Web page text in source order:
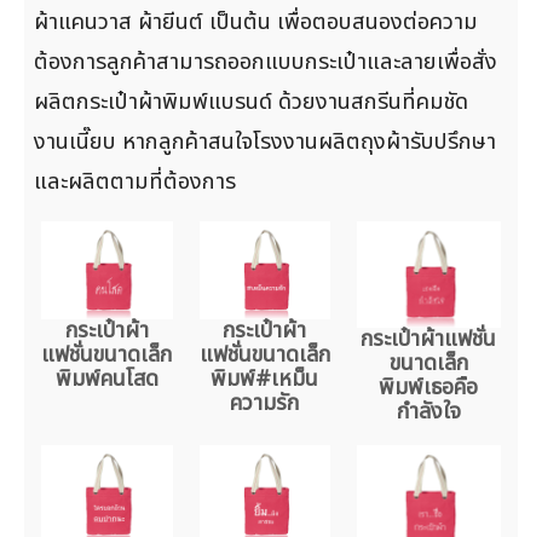
ผ้าแคนวาส ผ้ายีนต์ เป็นต้น เพื่อตอบสนองต่อความ
ต้องการลูกค้าสามารถออกแบบกระเป๋าและลายเพื่อสั่ง
ผลิตกระเป๋าผ้าพิมพ์แบรนด์ ด้วยงานสกรีนที่คมชัด
งานเนี๊ยบ หากลูกค้าสนใจโรงงานผลิตถุงผ้ารับปรึกษา
และผลิตตามที่ต้องการ
กระเป๋าผ้า
แฟชั่นขนาดเล็ก
พิมพ์คนโสด
กระเป๋าผ้า
แฟชั่นขนาดเล็ก
พิมพ์#เหม็น
ความรัก
กระเป๋าผ้าแฟชั่น
ขนาดเล็ก
พิมพ์เธอคือ
กำลังใจ